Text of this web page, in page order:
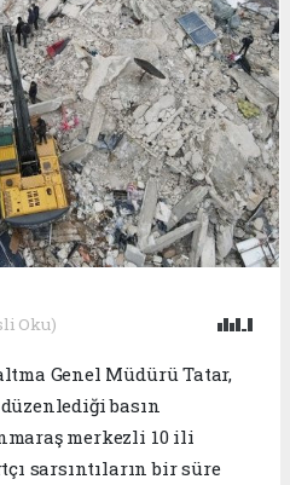
Oku)
Genel Müdürü Tatar,
basın
merkezli 10 ili
sarsıntıların bir süre